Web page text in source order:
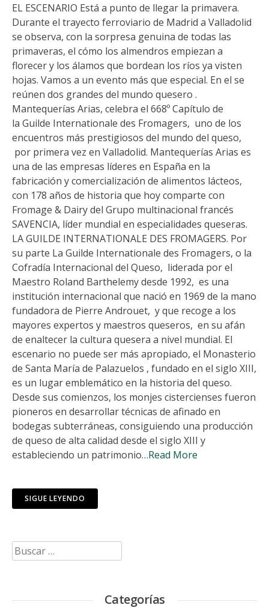
EL ESCENARIO Está a punto de llegar la primavera.
Durante el trayecto ferroviario de Madrid a Valladolid
se observa, con la sorpresa genuina de todas las
primaveras, el cómo los almendros empiezan a
florecer y los álamos que bordean los ríos ya visten
hojas. Vamos a un evento más que especial. En el se
reúnen dos grandes del mundo quesero .
Mantequerías Arias, celebra el 668º Capítulo de
la Guilde Internationale des Fromagers, uno de los
encuentros más prestigiosos del mundo del queso,
por primera vez en Valladolid. Mantequerías Arias es
una de las empresas líderes en España en la
fabricación y comercialización de alimentos lácteos,
con 178 años de historia que hoy comparte con
Fromage & Dairy del Grupo multinacional francés
SAVENCIA, líder mundial en especialidades queseras.
LA GUILDE INTERNATIONALE DES FROMAGERS. Por
su parte La Guilde Internationale des Fromagers, o la
Cofradía Internacional del Queso, liderada por el
Maestro Roland Barthelemy desde 1992, es una
institución internacional que nació en 1969 de la mano
fundadora de Pierre Androuet, y que recoge a los
mayores expertos y maestros queseros, en su afán
de enaltecer la cultura quesera a nivel mundial. El
escenario no puede ser más apropiado, el Monasterio
de Santa María de Palazuelos , fundado en el siglo XIII,
es un lugar emblemático en la historia del queso.
Desde sus comienzos, los monjes cistercienses fueron
pioneros en desarrollar técnicas de afinado en
bodegas subterráneas, consiguiendo una producción
de queso de alta calidad desde el siglo XIII y
estableciendo un patrimonio…Read More
SIGUE LEYENDO
Buscar:
Categorías